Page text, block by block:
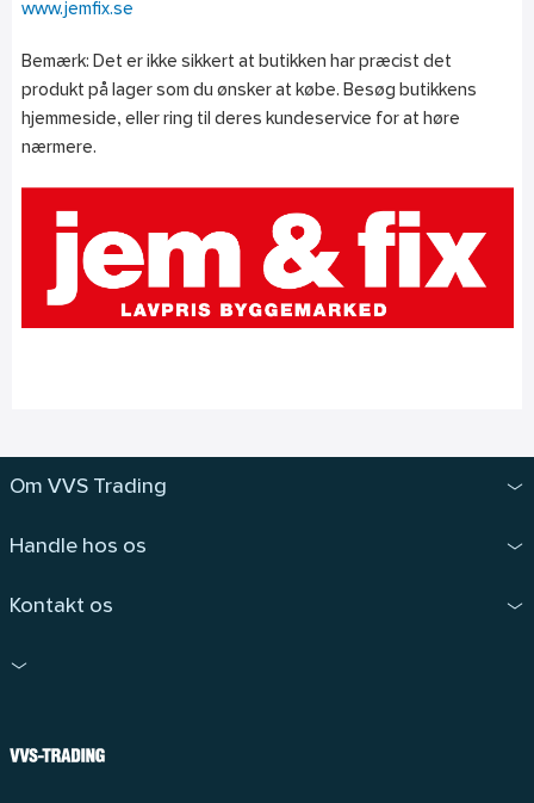
www.jemfix.se
Bemærk: Det er ikke sikkert at butikken har præcist det
produkt på lager som du ønsker at købe. Besøg butikkens
hjemmeside, eller ring til deres kundeservice for at høre
nærmere.
Om VVS Trading
Handle hos os
Kontakt os